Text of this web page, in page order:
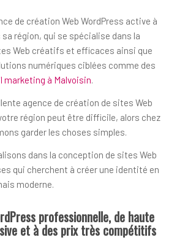
de création Web WordPress active à
région, qui se spécialise dans la
Web créatifs et efficaces ainsi que
numériques ciblées comme des
marketing à Malvoisin.
agence de création de sites Web
région peut être difficile, alors chez
garder les choses simples.
dans la conception de sites Web
qui cherchent à créer une identité en
moderne.
professionnelle, de haute
et à des prix très compétitifs